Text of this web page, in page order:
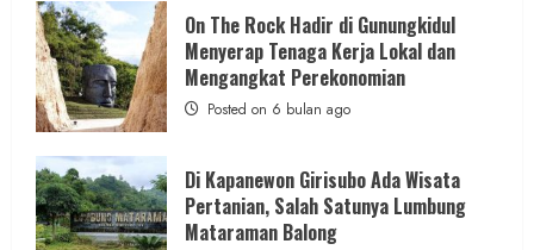
Hiburan Music
Dua Lagu Karya Pangdam VI/Mulawarman
Jadi Ikon Kompetisi Menyanyi HUT ke-81 RI
admin Posted on 20 jam ago
On The Rock Hadir di Gunungkidul
Menyerap Tenaga Kerja Lokal dan
Mengangkat Perekonomian
Posted on 6 bulan ago
Di Kapanewon Girisubo Ada Wisata
Pertanian, Salah Satunya Lumbung
Mataraman Balong